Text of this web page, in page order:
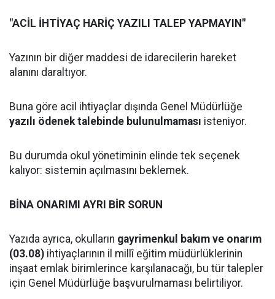
"ACİL İHTİYAÇ HARİÇ YAZILI TALEP YAPMAYIN"
Yazının bir diğer maddesi de idarecilerin hareket
alanını daraltıyor.
Buna göre acil ihtiyaçlar dışında Genel Müdürlüğe
yazılı ödenek talebinde bulunulmaması isteniyor.
Bu durumda okul yönetiminin elinde tek seçenek
kalıyor: sistemin açılmasını beklemek.
BİNA ONARIMI AYRI BİR SORUN
Yazıda ayrıca, okulların gayrimenkul bakım ve onarım
(03.08) ihtiyaçlarının il millî eğitim müdürlüklerinin
inşaat emlak birimlerince karşılanacağı, bu tür talepler
için Genel Müdürlüğe başvurulmaması belirtiliyor.